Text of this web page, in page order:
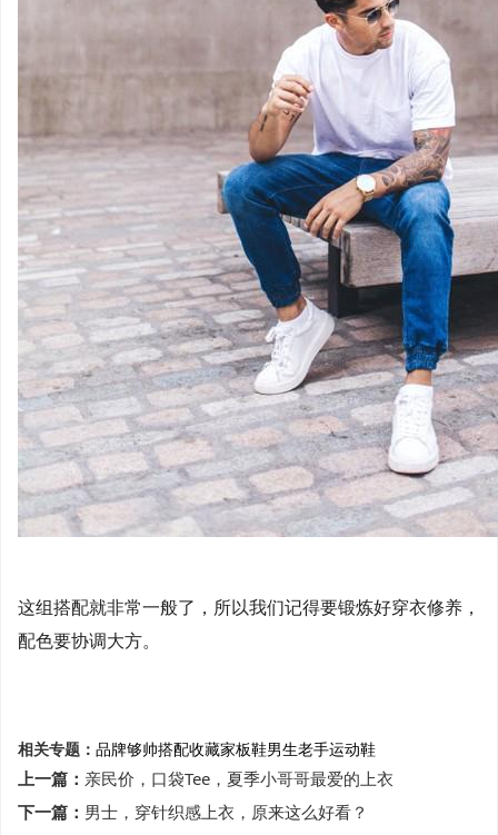
这组搭配就非常一般了，所以我们记得要锻炼好穿衣修养，
配色要协调大方。
相关专题： 品牌够帅搭配收藏家板鞋男生老手运动鞋
上一篇： 亲民价，口袋Tee，夏季小哥哥最爱的上衣
下一篇： 男士，穿针织感上衣，原来这么好看？